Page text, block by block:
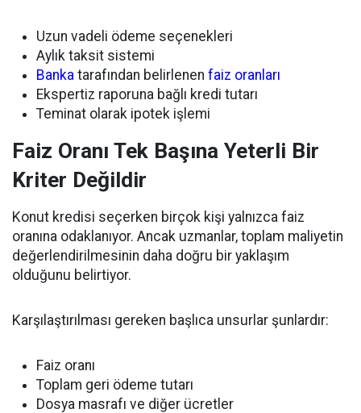
Uzun vadeli ödeme seçenekleri
Aylık taksit sistemi
Banka tarafından belirlenen faiz oranları
Ekspertiz raporuna bağlı kredi tutarı
Teminat olarak ipotek işlemi
Faiz Oranı Tek Başına Yeterli Bir
Kriter Değildir
Konut kredisi seçerken birçok kişi yalnızca faiz
oranına odaklanıyor. Ancak uzmanlar, toplam maliyetin
değerlendirilmesinin daha doğru bir yaklaşım
olduğunu belirtiyor.
Karşılaştırılması gereken başlıca unsurlar şunlardır:
Faiz oranı
Toplam geri ödeme tutarı
Dosya masrafı ve diğer ücretler